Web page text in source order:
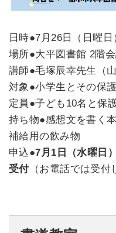
日時●7月26日（日曜
場所●大平図書館 2階
講師●毛塚辰幸先生（
対象●小学生とその保
定員●子ども10名と保
持ち物●感想文を書く
補給用の飲み物
申込●7月1日（水曜日
受付（お電話では受付